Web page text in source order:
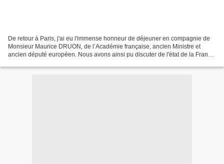
De retour à Paris, j'ai eu l'immense honneur de déjeuner en compagnie de
Monsieur Maurice DRUON, de l’Académie française, ancien Ministre et
ancien député européen. Nous avons ainsi pu discuter de l'état de la France